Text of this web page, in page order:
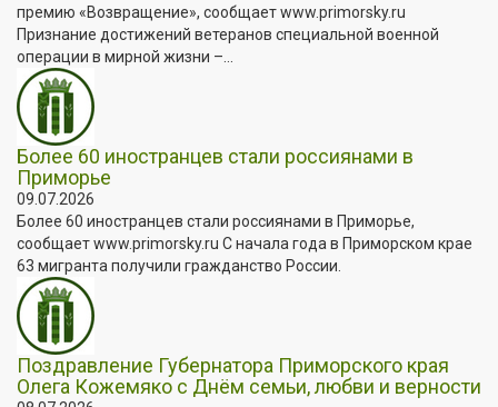
премию «Возвращение», сообщает www.primorsky.ru
Признание достижений ветеранов специальной военной
операции в мирной жизни –...
Более 60 иностранцев стали россиянами в
Приморье
09.07.2026
Более 60 иностранцев стали россиянами в Приморье,
сообщает www.primorsky.ru С начала года в Приморском крае
63 мигранта получили гражданство России.
Поздравление Губернатора Приморского края
Олега Кожемяко с Днём семьи, любви и верности